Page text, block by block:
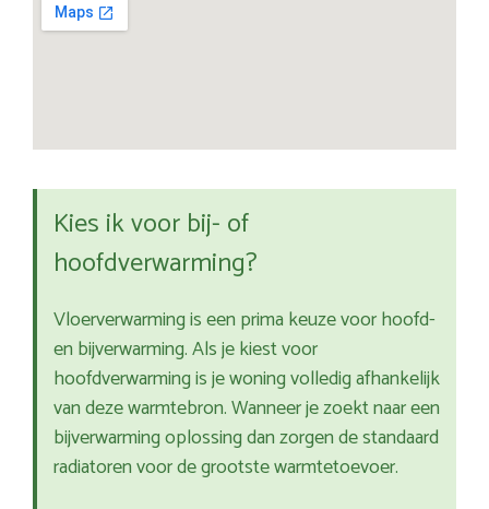
Kies ik voor bij- of
hoofdverwarming?
Vloerverwarming is een prima keuze voor hoofd-
en bijverwarming. Als je kiest voor
hoofdverwarming is je woning volledig afhankelijk
van deze warmtebron. Wanneer je zoekt naar een
bijverwarming oplossing dan zorgen de standaard
radiatoren voor de grootste warmtetoevoer.